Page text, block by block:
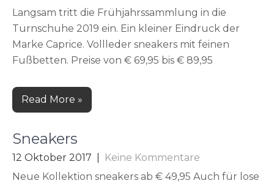
Langsam tritt die Frühjahrssammlung in die
Turnschuhe 2019 ein. Ein kleiner Eindruck der
Marke Caprice. Vollleder sneakers mit feinen
Fußbetten. Preise von € 69,95 bis € 89,95
Read More »
Sneakers
12 Oktober 2017
Keine Kommentare
Neue Kollektion sneakers ab € 49,95 Auch für lose